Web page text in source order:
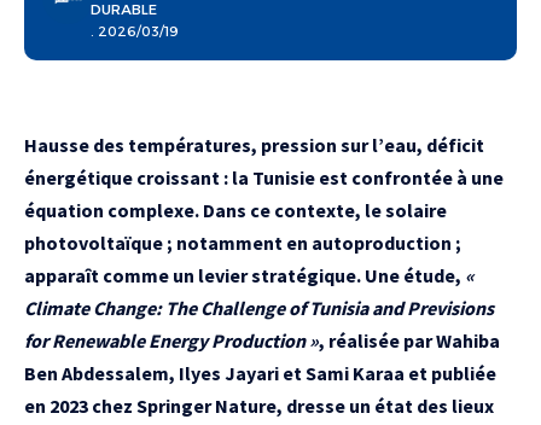
. 2026/03/19
DURABLE
Hausse des températures, pression sur l’eau, déficit
énergétique croissant : la Tunisie est confrontée à une
équation complexe. Dans ce contexte, le solaire
photovoltaïque ; notamment en autoproduction ;
apparaît comme un levier stratégique. Une étude, «
Climate Change: The Challenge of Tunisia and Previsions
for Renewable Energy Production », réalisée par Wahiba
Ben Abdessalem, Ilyes Jayari et Sami Karaa et publiée
en 2023 chez Springer Nature, dresse un état des lieux